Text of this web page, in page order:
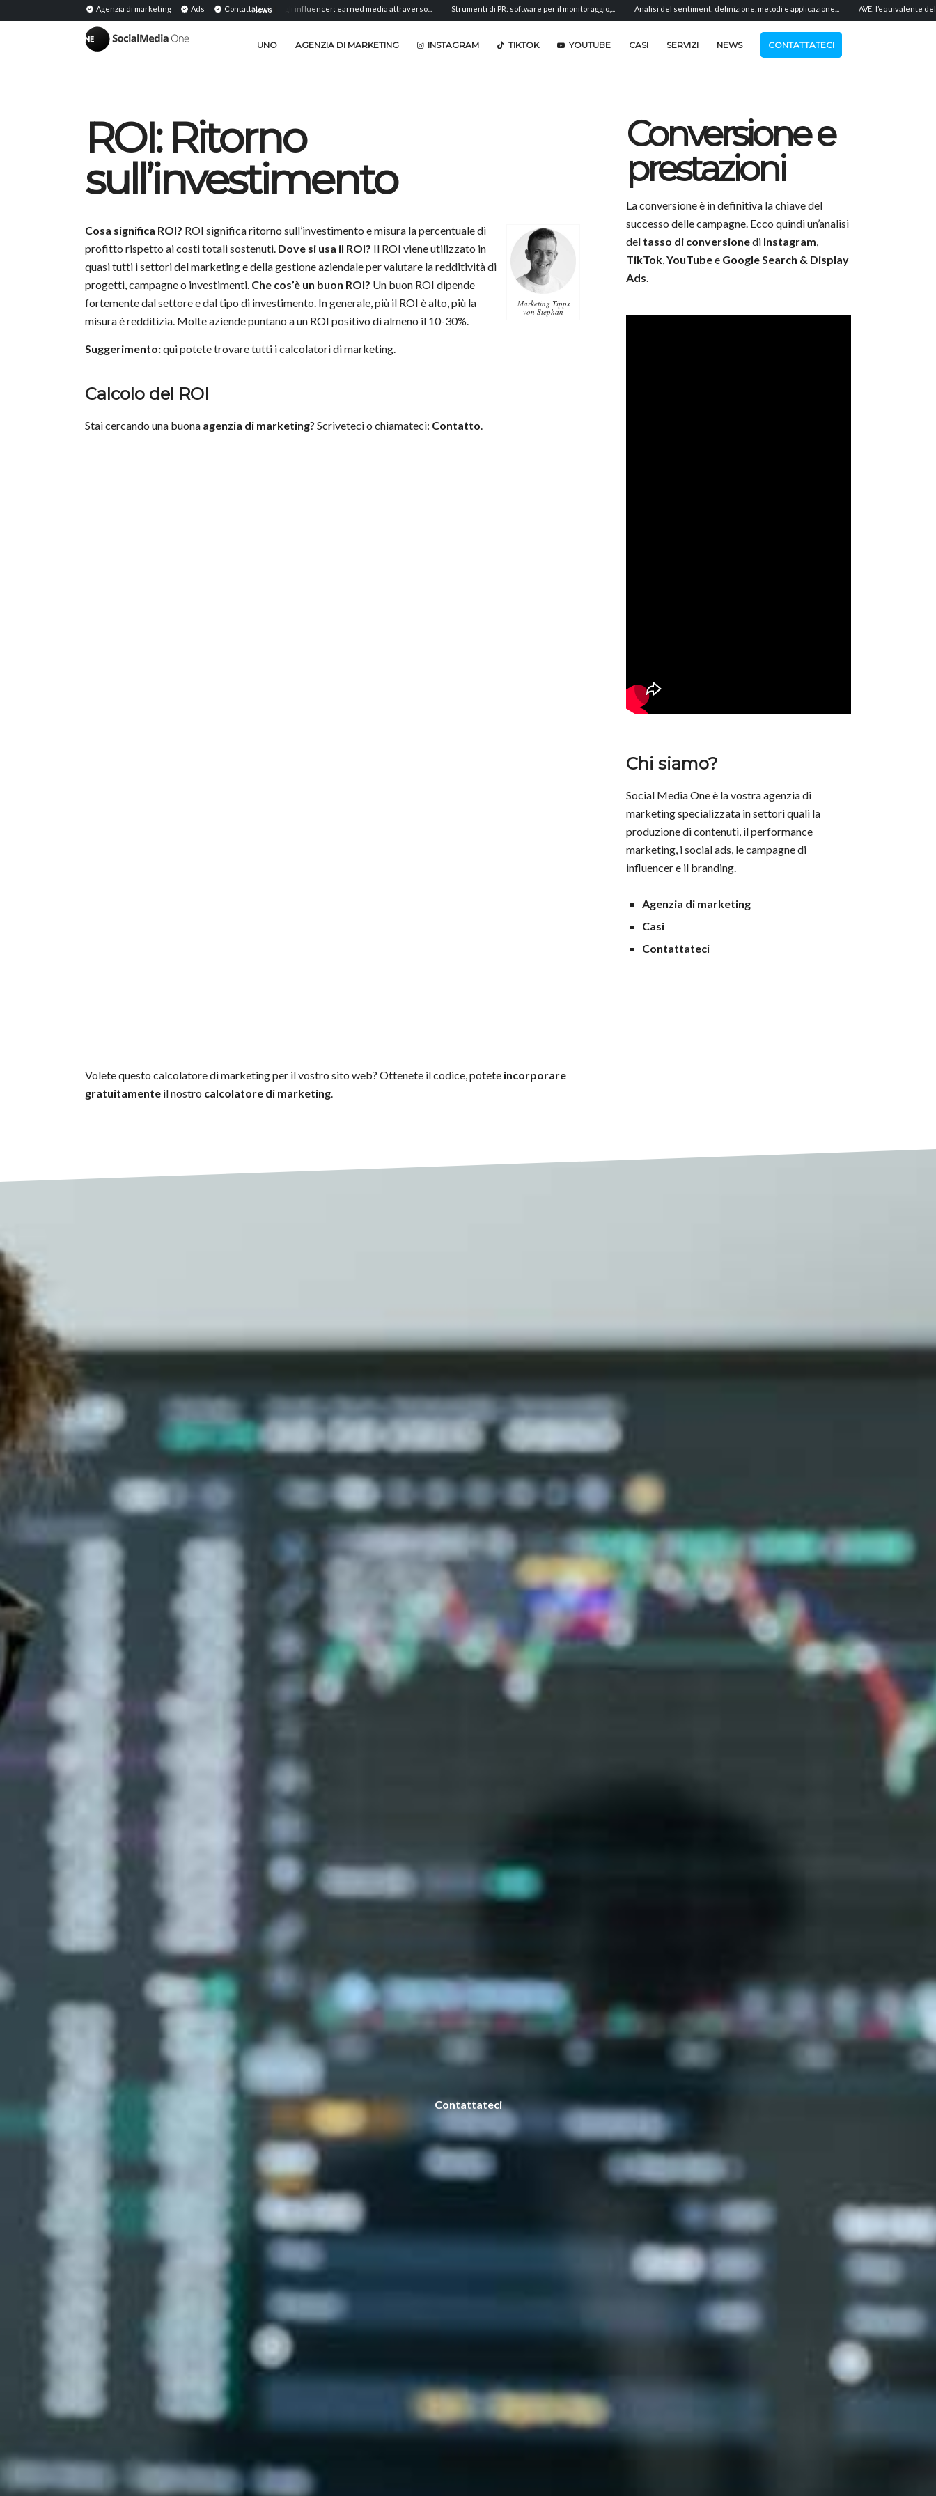
Agenzia di marketing Ads Contattateci
News
Media: Definizione, significato e strategia nel... PR con gli influencer: earned media attraverso... Strumenti di PR: software per il monitoraggio,... Analisi del sentiment: definizione, metodi e applicazione... AVE: l’equivalente del valore
UNO AGENZIA DI MARKETING INSTAGRAM TIKTOK YOUTUBE CASI SERVIZI NEWS CONTATTATECI
ROI: Ritorno
sull’investimento
Marketing Tipps
von Stephan
Cosa significa ROI? ROI significa ritorno sull’investimento e misura la percentuale di
profitto rispetto ai costi totali sostenuti. Dove si usa il ROI? Il ROI viene utilizzato in
quasi tutti i settori del marketing e della gestione aziendale per valutare la redditività di
progetti, campagne o investimenti. Che cos’è un buon ROI? Un buon ROI dipende
fortemente dal settore e dal tipo di investimento. In generale, più il ROI è alto, più la
misura è redditizia. Molte aziende puntano a un ROI positivo di almeno il 10-30%.
Suggerimento:qui potete trovare tutti icalcolatori di marketing
Calcolo del ROI
Stai cercando una buona agenzia di marketing? Scriveteci o chiamateci: Contatto
Volete questo calcolatore di marketing per il vostro sito web? Ottenete il codice, potete incorporare
gratuitamente il nostro calcolatore di marketing.
Conversione e
prestazioni
La conversione è in definitiva la chiave del
successo delle campagne. Ecco quindi un’analisi
del tasso di conversionedi Instagram
TikTok ,YouTubee Google Search & Display
Ads
Chi siamo?
Social Media One è la vostra agenzia di
marketing specializzata in settori quali la
produzione di contenuti, il performance
marketing, i social ads, le campagne di
influencer e il branding.
Agenzia di marketing
Casi
Contattateci
Contattateci